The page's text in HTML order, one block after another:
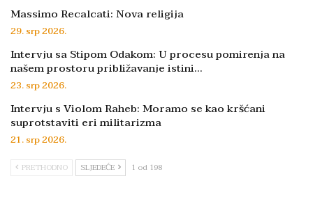
Massimo Recalcati: Nova religija
29. srp 2026.
Intervju sa Stipom Odakom: U procesu pomirenja na
našem prostoru približavanje istini…
23. srp 2026.
Intervju s Violom Raheb: Moramo se kao kršćani
suprotstaviti eri militarizma
21. srp 2026.
PRETHODNO SLJEDEĆE 1 od 198